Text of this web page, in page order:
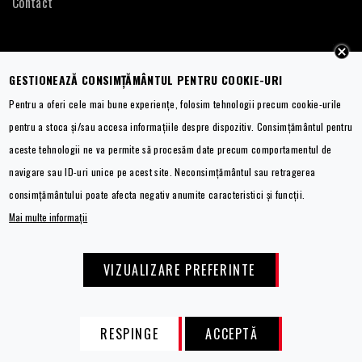
Sfaturi
Întrebări
Elena Toma PFA - Partener AV BROKER SOLUTIONS SRL
CUI:22139027
Nr. Registrul Comertului:F40/1604/2007
Ve abetanoy juega ahora. Es posible ganar aquí.
Știai că peIce Casinonu numai că te poți relaxa, ci și câștiga!
Еще не играли наarcada казино? Тогда пора сделать это
сейчас!
Joacă Burning Hot egtși simte fiorul câștigurilor mari.
Distracție garantată!
GESTIONEAZĂ CONSIMȚĂMÂNTUL PENTRU COOKIE-URI
Pentru a oferi cele mai bune experiențe, folosim tehnologii precum cookie-urile
pentru a stoca și/sau accesa informațiile despre dispozitiv. Consimțământul pentru
aceste tehnologii ne va permite să procesăm date precum comportamentul de
navigare sau ID-uri unice pe acest site. Neconsimțământul sau retragerea
consimțământului poate afecta negativ anumite caracteristici și funcții.
Mai multe informații
SALVEAZĂ
PREFERINȚELE
VIZUALIZARE PREFERINTE
RESPINGE ACCEPTĂ